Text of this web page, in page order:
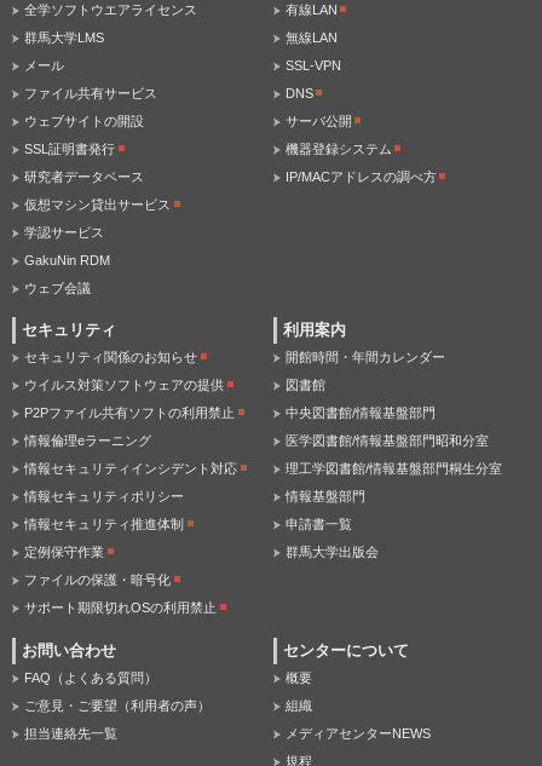
全学ソフトウエアライセンス
群馬大学LMS
メール
ファイル共有サービス
ウェブサイトの開設
SSL証明書発行
研究者データベース
仮想マシン貸出サービス
学認サービス
GakuNin RDM
ウェブ会議
有線LAN
無線LAN
SSL-VPN
DNS
サーバ公開
機器登録システム
IP/MACアドレスの調べ方
セキュリティ
セキュリティ関係のお知らせ
ウイルス対策ソフトウェアの提供
P2Pファイル共有ソフトの利用禁止
情報倫理eラーニング
情報セキュリティインシデント対応
情報セキュリティポリシー
情報セキュリティ推進体制
定例保守作業
ファイルの保護・暗号化
サポート期限切れOSの利用禁止
利用案内
開館時間・年間カレンダー
図書館
中央図書館/情報基盤部門
医学図書館/情報基盤部門昭和分室
理工学図書館/情報基盤部門桐生分室
情報基盤部門
申請書一覧
群馬大学出版会
お問い合わせ
FAQ（よくある質問）
ご意見・ご要望（利用者の声）
担当連絡先一覧
センターについて
概要
組織
メディアセンターNEWS
規程